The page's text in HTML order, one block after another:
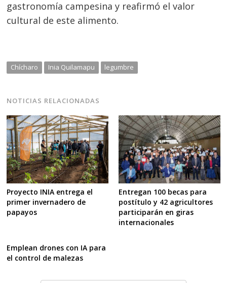
gastronomía campesina y reafirmó el valor
cultural de este alimento.
Chícharo Inia Quilamapu legumbre
NOTICIAS RELACIONADAS
Proyecto INIA entrega el
primer invernadero de
papayos
Entregan 100 becas para
postítulo y 42 agricultores
participarán en giras
internacionales
Emplean drones con IA para
el control de malezas